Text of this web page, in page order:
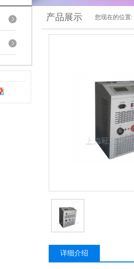
产品展示 您现在的位置:
详细介绍